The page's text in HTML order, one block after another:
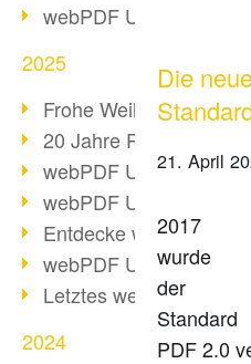
webPDF Update 10.0.4
2025
Frohe Weihnachten &
20 Jahre PDF/A
webPDF Update 10.0.3
webPDF Update 10.0.2
Entdecke webPDF 10
webPDF Update
Letztes webPDF 8
2024
Die
21. April
2017
wurde
der
Standard
PDF 2.0